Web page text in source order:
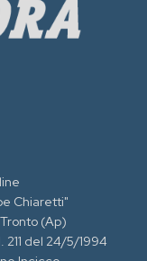
Chiaretti"
(Ap)
211 del 24/5/1994